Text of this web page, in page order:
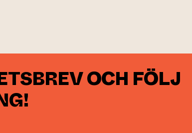
OCH FÖLJ